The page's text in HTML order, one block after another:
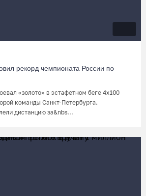
рекорд чемпионата России по
«золото» в эстафетном беге 4х100
команды Санкт-Петербурга.
дистанцию за&nbs...